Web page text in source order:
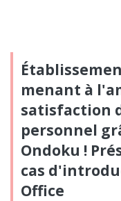
menant à
satisfaction
personnel
Ondoku !
cas
Office